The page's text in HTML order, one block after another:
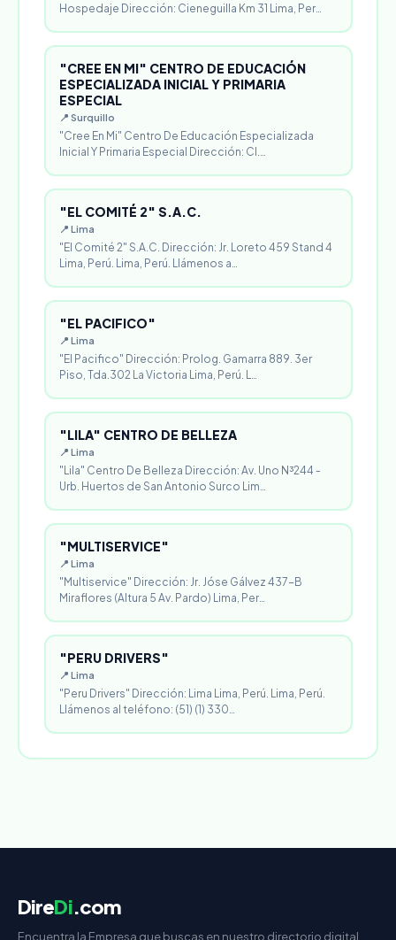
Hospedaje Dirección: Cieneguilla Km 31 Lima, Per…
"CREE EN MI" CENTRO DE EDUCACIÓN
ESPECIALIZADA INICIAL Y PRIMARIA
ESPECIAL
📍 Surquillo
"Cree En Mi" Centro De Educación Especializada
Inicial Y Primaria Especial Dirección: Cl.…
"EL COMITÉ 2" S.A.C.
📍 Lima
"El Comité 2" S.A.C. Dirección: Jr. Loreto 459 Stand 4
Lima, Perú. Lima, Perú. Llámenos a…
"EL PACIFICO"
📍 Lima
"El Pacifico" Dirección: Prolog. Gamarra 889. 3er
Piso, Tda.302 La Victoria Lima, Perú. L…
"LILA" CENTRO DE BELLEZA
📍 Lima
"Lila" Centro De Belleza Dirección: Av. Uno N³244 -
Urb. Huertos de San Antonio Surco Lim…
"MULTISERVICE"
📍 Lima
"Multiservice" Dirección: Jr. Jóse Gálvez 437-B
Miraflores (Altura 5 Av. Pardo) Lima, Per…
"PERU DRIVERS"
📍 Lima
"Peru Drivers" Dirección: Lima Lima, Perú. Lima, Perú.
Llámenos al teléfono: (51) (1) 330…
DireDi.com
Encuentra la Empresa que buscas en nuestro directorio digital.